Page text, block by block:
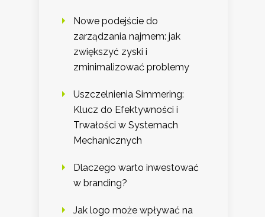
Nowe podejście do
zarządzania najmem: jak
zwiększyć zyski i
zminimalizować problemy
Uszczelnienia Simmering:
Klucz do Efektywności i
Trwałości w Systemach
Mechanicznych
Dlaczego warto inwestować
w branding?
Jak logo może wpływać na